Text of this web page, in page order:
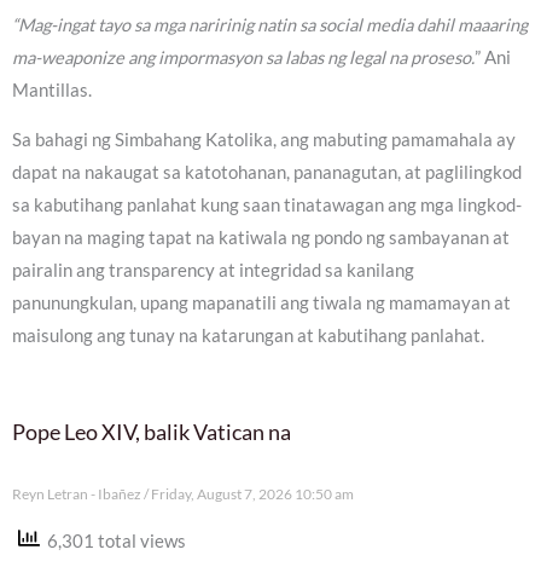
“Mag-ingat tayo sa mga naririnig natin sa social media dahil maaaring
ma-weaponize ang impormasyon sa labas ng legal na proseso.” Ani
Mantillas.
Sa bahagi ng Simbahang Katolika, ang mabuting pamamahala ay
dapat na nakaugat sa katotohanan, pananagutan, at paglilingkod
sa kabutihang panlahat kung saan tinatawagan ang mga lingkod-
bayan na maging tapat na katiwala ng pondo ng sambayanan at
pairalin ang transparency at integridad sa kanilang
panunungkulan, upang mapanatili ang tiwala ng mamamayan at
maisulong ang tunay na katarungan at kabutihang panlahat.
Pope Leo XIV, balik Vatican na
Reyn Letran - Ibañez Friday, August 7, 2026 10:50 am
6,301 total views